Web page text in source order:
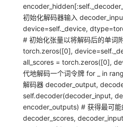
初始化解码器输入
device=self._device,
# 初始化张量以将解码后的单词
torch.zeros([0],
all_scores = torch.zeros([0],
代地解码一个词令牌 for _ in
解码器 decoder_output,
self.decoder(decoder_input,
encoder_outputs) # 获得最可
decoder_scores,